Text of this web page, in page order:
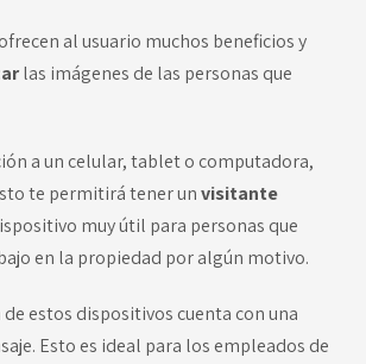
al usuario muchos beneficios y
las imágenes de las personas que
a un celular, tablet o computadora,
te permitirá tener unvisitante
muy útil para personas que
en la propiedad por algún motivo.
de estos dispositivos cuenta con una
Esto es ideal para los empleados de